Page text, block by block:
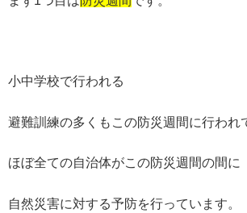
小中学校で行われる
避難訓練の多くもこの防災週間に行われ
ほぼ全ての自治体がこの防災週間の間に
自然災害に対する予防を行っています。